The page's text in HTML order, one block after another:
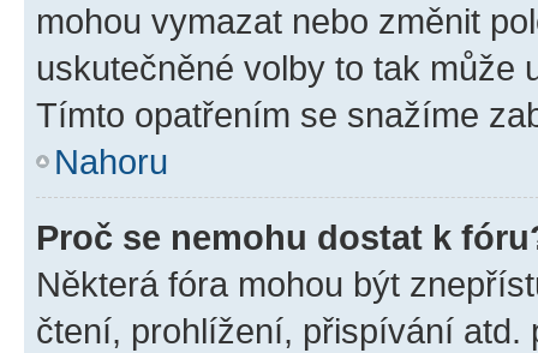
mohou vymazat nebo změnit
uskutečněné volby to tak může
Tímto opatřením se snažíme
Nahoru
Proč se nemohu dostat k
Některá fóra mohou být
čtení, prohlížení, přispívání atd.